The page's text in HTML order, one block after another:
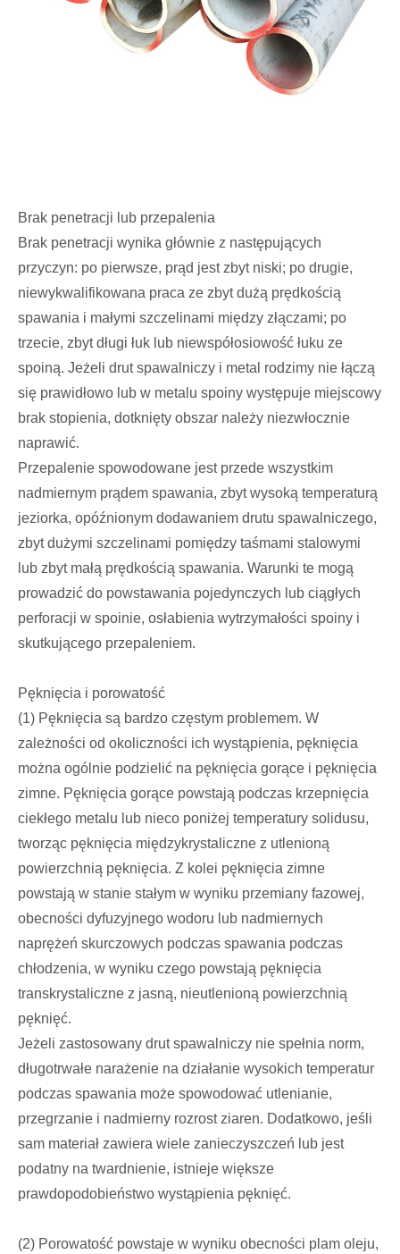
Brak penetracji lub przepalenia
Brak penetracji wynika głównie z następujących
przyczyn: po pierwsze, prąd jest zbyt niski; po drugie,
niewykwalifikowana praca ze zbyt dużą prędkością
spawania i małymi szczelinami między złączami; po
trzecie, zbyt długi łuk lub niewspółosiowość łuku ze
spoiną. Jeżeli drut spawalniczy i metal rodzimy nie łączą
się prawidłowo lub w metalu spoiny występuje miejscowy
brak stopienia, dotknięty obszar należy niezwłocznie
naprawić.
Przepalenie spowodowane jest przede wszystkim
nadmiernym prądem spawania, zbyt wysoką temperaturą
jeziorka, opóźnionym dodawaniem drutu spawalniczego,
zbyt dużymi szczelinami pomiędzy taśmami stalowymi
lub zbyt małą prędkością spawania. Warunki te mogą
prowadzić do powstawania pojedynczych lub ciągłych
perforacji w spoinie, osłabienia wytrzymałości spoiny i
skutkującego przepaleniem.
Pęknięcia i porowatość
(1) Pęknięcia są bardzo częstym problemem. W
zależności od okoliczności ich wystąpienia, pęknięcia
można ogólnie podzielić na pęknięcia gorące i pęknięcia
zimne. Pęknięcia gorące powstają podczas krzepnięcia
ciekłego metalu lub nieco poniżej temperatury solidusu,
tworząc pęknięcia międzykrystaliczne z utlenioną
powierzchnią pęknięcia. Z kolei pęknięcia zimne
powstają w stanie stałym w wyniku przemiany fazowej,
obecności dyfuzyjnego wodoru lub nadmiernych
naprężeń skurczowych podczas spawania podczas
chłodzenia, w wyniku czego powstają pęknięcia
transkrystaliczne z jasną, nieutlenioną powierzchnią
pęknięć.
Jeżeli zastosowany drut spawalniczy nie spełnia norm,
długotrwałe narażenie na działanie wysokich temperatur
podczas spawania może spowodować utlenianie,
przegrzanie i nadmierny rozrost ziaren. Dodatkowo, jeśli
sam materiał zawiera wiele zanieczyszczeń lub jest
podatny na twardnienie, istnieje większe
prawdopodobieństwo wystąpienia pęknięć.
(2) Porowatość powstaje w wyniku obecności plam oleju,